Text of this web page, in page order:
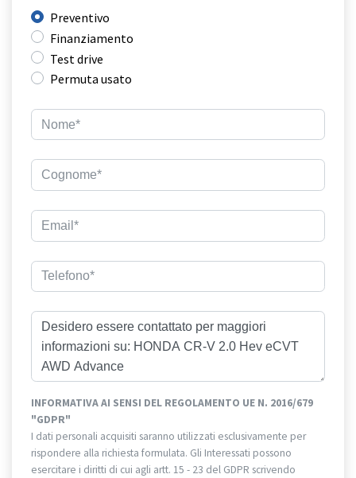
Preventivo
Finanziamento
Test drive
Permuta usato
INFORMATIVA AI SENSI DEL REGOLAMENTO UE N. 2016/679
"GDPR"
I dati personali acquisiti saranno utilizzati esclusivamente per
rispondere alla richiesta formulata. Gli Interessati possono
esercitare i diritti di cui agli artt. 15 - 23 del GDPR scrivendo